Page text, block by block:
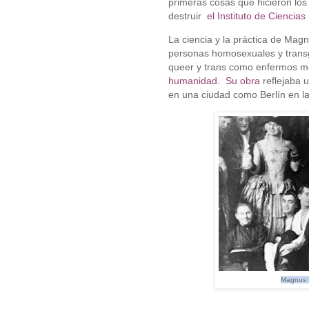
destruir el Instituto de
La ciencia y la práctica de
personas homosexuales y
queer y trans como enfermos
humanidad.
Su obra reflejaba
en una ciudad como Berlín en
Magnus